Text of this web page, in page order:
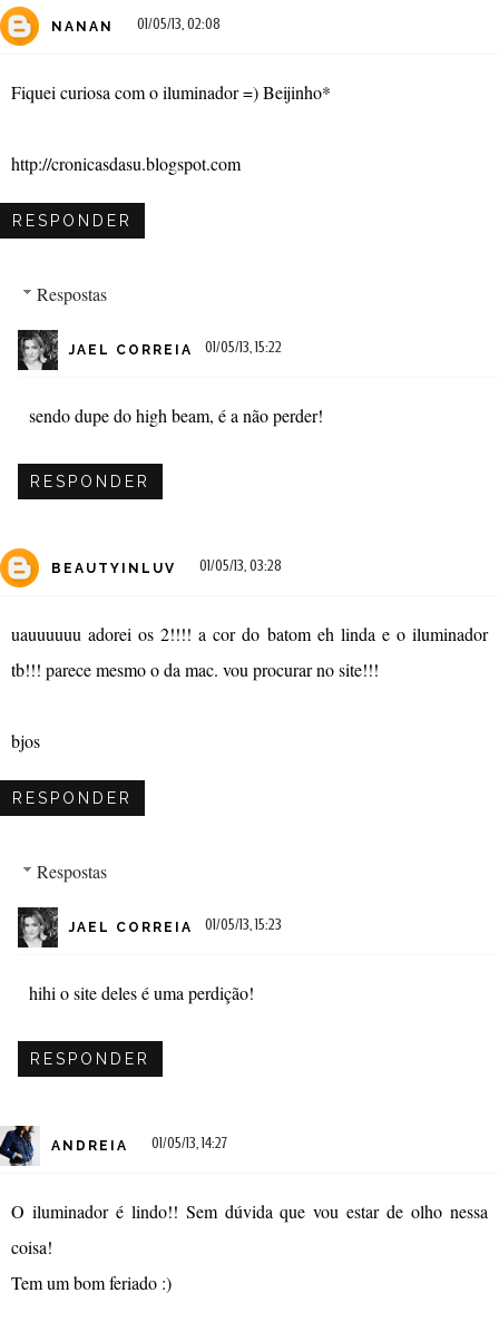
NANAN 01/05/13, 02:08
Fiquei curiosa com o iluminador =) Beijinho*
http://cronicasdasu.blogspot.com
RESPONDER
Respostas
JAEL CORREIA 01/05/13, 15:22
sendo dupe do high beam, é a não perder!
RESPONDER
BEAUTYINLUV 01/05/13, 03:28
uauuuuuu adorei os 2!!!! a cor do batom eh linda e o iluminador
tb!!! parece mesmo o da mac. vou procurar no site!!!
bjos
RESPONDER
Respostas
JAEL CORREIA 01/05/13, 15:23
hihi o site deles é uma perdição!
RESPONDER
ANDREIA 01/05/13, 14:27
O iluminador é lindo!! Sem dúvida que vou estar de olho nessa
coisa!
Tem um bom feriado :)